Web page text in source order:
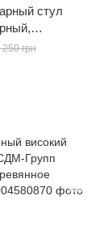
стул
сиденье,
высота 65–
дизайн
250 грн